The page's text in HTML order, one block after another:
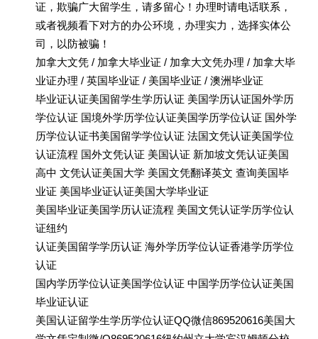
证，欺骗广大留学生，请多留心！办理时请电话联系，
或者视频看下对方的办公环境，办理实力，选择实体公
司，以防被骗！
加拿大文凭 / 加拿大毕业证 / 加拿大文凭办理 / 加拿大毕
业证办理 / 英国毕业证 / 美国毕业证 / 澳洲毕业证
毕业证认证美国留学生学历认证 美国学历认证国外学历
学位认证 国境外学历学位认证美国学历学位认证 国外学
历学位认证书美国留学学位认证 法国文凭认证美国学位
认证流程 国外文凭认证 美国认证 新加坡文凭认证美国
高中 文凭认证美国大学 美国文凭翻译英文 查询美国毕
业证 美国毕业证认证美国大学毕业证
美国毕业证美国学历认证流程 美国文凭认证学历学位认
证纽约
认证美国留学学历认证 海外学历学位认证香港学历学位
认证
国内学历学位认证美国学位认证 中国学历学位认证美国
毕业证认证
美国认证留学生学历学位认证QQ微信869520616美国大